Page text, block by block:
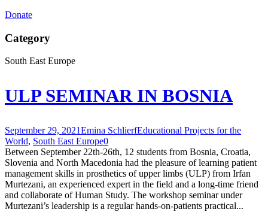
Donate
Category
South East Europe
ULP SEMINAR IN BOSNIA
September 29, 2021Emina SchlierfEducational Projects for the
World, South East Europe0
Between September 22th-26th, 12 students from Bosnia, Croatia,
Slovenia and North Macedonia had the pleasure of learning patient
management skills in prosthetics of upper limbs (ULP) from Irfan
Murtezani, an experienced expert in the field and a long-time friend
and collaborate of Human Study. The workshop seminar under
Murtezani’s leadership is a regular hands-on-patients practical...